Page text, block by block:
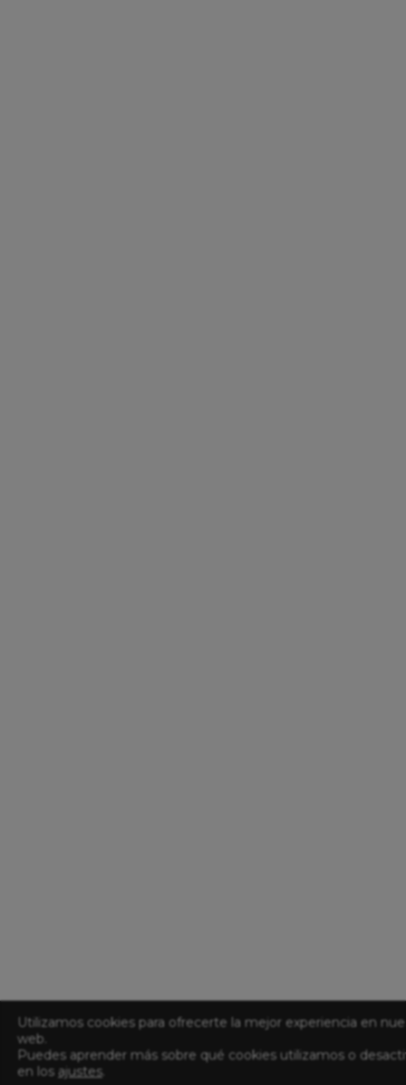
Utilizamos cookies para ofrecerte la mejor experiencia en
web.
Puedes aprender más sobre qué cookies utilizamos o
en los ajustes.